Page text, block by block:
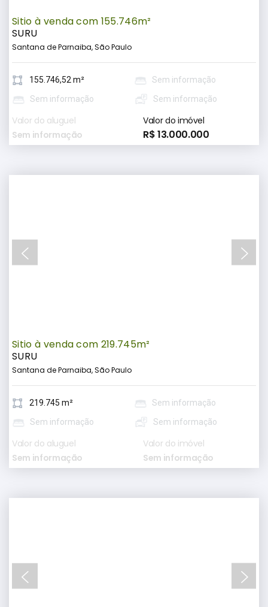
Sitio à venda com 155.746m²
SURU
Santana de Parnaiba, São Paulo
155.746,52 m²
Sem informação
Sem informação
Sem informação
Valor do aluguel
Sem informação
Valor do imóvel
R$ 13.000.000
Sitio à venda com 219.745m²
SURU
Santana de Parnaiba, São Paulo
219.745 m²
Sem informação
Sem informação
Sem informação
Valor do aluguel
Sem informação
Valor do imóvel
Sem informação